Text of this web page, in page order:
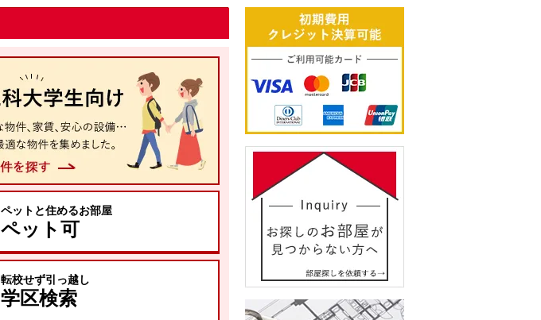
ペットと住めるお部屋
ペット可
転校せず引っ越し
学区検索